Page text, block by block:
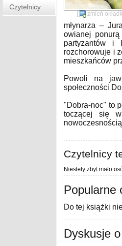
Czytelnicy
[ zmień
młynarza –
owianej
partyzantów i
rozchorowuje i
mieszkańców
Powoli na
społeczności
"Dobra-noc" to
toczącej się
Czytelnicy
Niestety zbyt mało
Popularne
Do tej książki
Dyskusje